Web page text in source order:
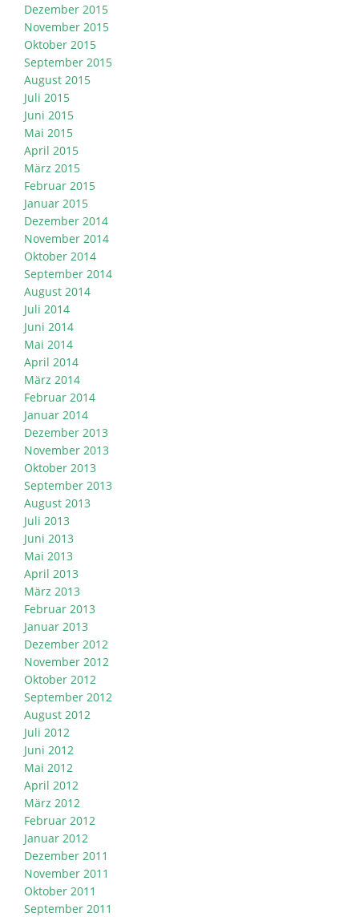
Dezember 2015
November 2015
Oktober 2015
September 2015
August 2015
Juli 2015
Juni 2015
Mai 2015
April 2015
März 2015
Februar 2015
Januar 2015
Dezember 2014
November 2014
Oktober 2014
September 2014
August 2014
Juli 2014
Juni 2014
Mai 2014
April 2014
März 2014
Februar 2014
Januar 2014
Dezember 2013
November 2013
Oktober 2013
September 2013
August 2013
Juli 2013
Juni 2013
Mai 2013
April 2013
März 2013
Februar 2013
Januar 2013
Dezember 2012
November 2012
Oktober 2012
September 2012
August 2012
Juli 2012
Juni 2012
Mai 2012
April 2012
März 2012
Februar 2012
Januar 2012
Dezember 2011
November 2011
Oktober 2011
September 2011